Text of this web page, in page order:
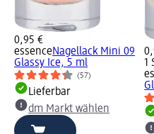
0,95 €
essenceNagellack Mini 09
Glassy Ice, 5 ml
(57)
Lieferbar
dm Markt wählen
1